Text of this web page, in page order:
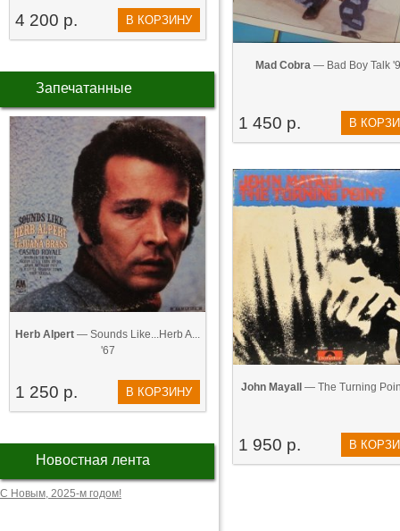
4 200 р. В КОРЗИНУ
Запечатанные
Herb Alpert — Sounds Like...Herb A...
'67
1 250 р. В КОРЗИНУ
Новостная лента
С Новым, 2025-м годом!
Mad Cobra— Bad Boy Talk
1 450 р. В
John Mayall — The Turning
1 950 р. В